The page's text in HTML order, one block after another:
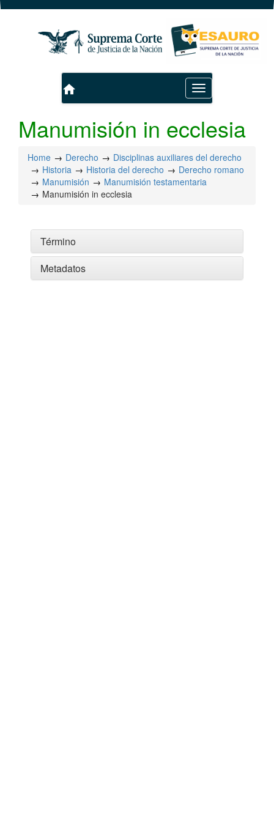
Toggle
navigation
home
Manumisión in ecclesia
Home Derecho
Disciplinas auxiliares del derecho
Historia
Historia del derecho
Derecho romano
Manumisión
Manumisión testamentaria
Manumisión in ecclesia
Término
Metadatos